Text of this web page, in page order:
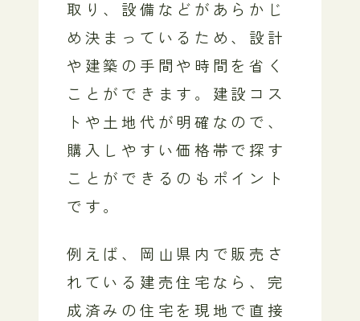
取り、設備などがあらかじ
め決まっているため、設計
や建築の手間や時間を省く
ことができます。建設コス
トや土地代が明確なので、
購入しやすい価格帯で探す
ことができるのもポイント
です。
例えば、岡山県内で販売さ
れている建売住宅なら、完
成済みの住宅を現地で直接